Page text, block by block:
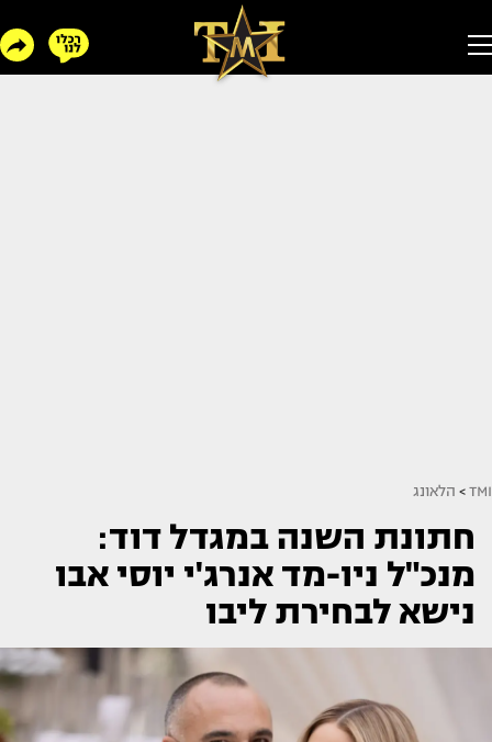
TMI
> הלאונג
חתונת השנה במגדל דוד:
מנכ"ל ניו-מד אנרג'י יוסי אבו
נישא לבחירת ליבו